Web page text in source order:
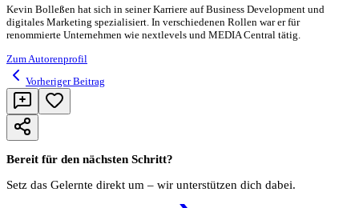
Kevin Bolleßen hat sich in seiner Karriere auf Business Development und
digitales Marketing spezialisiert. In verschiedenen Rollen war er für
renommierte Unternehmen wie nextlevels und MEDIA Central tätig.
Zum Autorenprofil
Vorheriger Beitrag
Bereit für den nächsten Schritt?
Setz das Gelernte direkt um – wir unterstützen dich dabei.